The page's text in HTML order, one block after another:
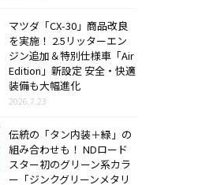
マツダ「CX-30」商品改良
を実施！ 2.5リッターエン
ジン追加＆特別仕様車「Air
Edition」新設定 安全・快適
装備も大幅進化
2026.7.23
伝統の「タン内装＋緑」の
組み合わせも！ NDロード
スター初のグリーン系カラ
ー「ジンクグリーンメタリ